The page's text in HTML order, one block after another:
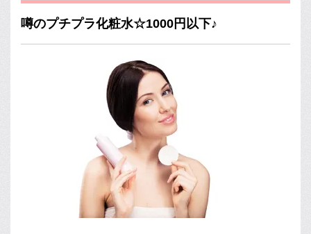
噂のプチプラ化粧水☆1000円以下♪